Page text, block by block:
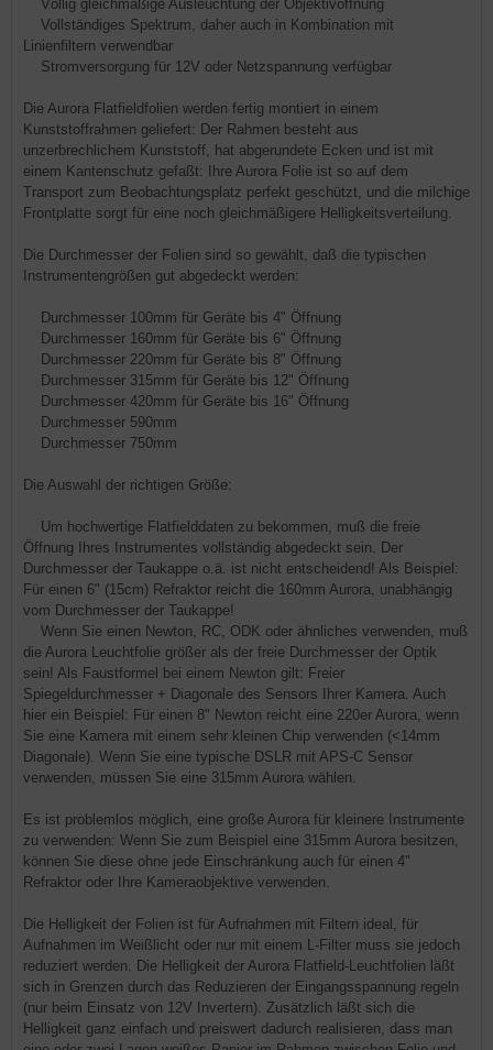
Völlig gleichmäßige Ausleuchtung der Objektivöffnung
Vollständiges Spektrum, daher auch in Kombination mit
Linienfiltern verwendbar
Stromversorgung für 12V oder Netzspannung verfügbar
Die Aurora Flatfieldfolien werden fertig montiert in einem
Kunststoffrahmen geliefert: Der Rahmen besteht aus
unzerbrechlichem Kunststoff, hat abgerundete Ecken und ist mit
einem Kantenschutz gefaßt: Ihre Aurora Folie ist so auf dem
Transport zum Beobachtungsplatz perfekt geschützt, und die milchige
Frontplatte sorgt für eine noch gleichmäßigere Helligkeitsverteilung.
Die Durchmesser der Folien sind so gewählt, daß die typischen
Instrumentengrößen gut abgedeckt werden:
Durchmesser 100mm für Geräte bis 4" Öffnung
Durchmesser 160mm für Geräte bis 6" Öffnung
Durchmesser 220mm für Geräte bis 8" Öffnung
Durchmesser 315mm für Geräte bis 12" Öffnung
Durchmesser 420mm für Geräte bis 16" Öffnung
Durchmesser 590mm
Durchmesser 750mm
Die Auswahl der richtigen Größe:
Um hochwertige Flatfielddaten zu bekommen, muß die freie
Öffnung Ihres Instrumentes vollständig abgedeckt sein. Der
Durchmesser der Taukappe o.ä. ist nicht entscheidend! Als Beispiel:
Für einen 6" (15cm) Refraktor reicht die 160mm Aurora, unabhängig
vom Durchmesser der Taukappe!
Wenn Sie einen Newton, RC, ODK oder ähnliches verwenden, muß
die Aurora Leuchtfolie größer als der freie Durchmesser der Optik
sein! Als Faustformel bei einem Newton gilt: Freier
Spiegeldurchmesser + Diagonale des Sensors Ihrer Kamera. Auch
hier ein Beispiel: Für einen 8" Newton reicht eine 220er Aurora, wenn
Sie eine Kamera mit einem sehr kleinen Chip verwenden (<14mm
Diagonale). Wenn Sie eine typische DSLR mit APS-C Sensor
verwenden, müssen Sie eine 315mm Aurora wählen.
Es ist problemlos möglich, eine große Aurora für kleinere Instrumente
zu verwenden: Wenn Sie zum Beispiel eine 315mm Aurora besitzen,
können Sie diese ohne jede Einschränkung auch für einen 4"
Refraktor oder Ihre Kameraobjektive verwenden.
Die Helligkeit der Folien ist für Aufnahmen mit Filtern ideal, für
Aufnahmen im Weißlicht oder nur mit einem L-Filter muss sie jedoch
reduziert werden. Die Helligkeit der Aurora Flatfield-Leuchtfolien läßt
sich in Grenzen durch das Reduzieren der Eingangsspannung regeln
(nur beim Einsatz von 12V Invertern). Zusätzlich läßt sich die
Helligkeit ganz einfach und preiswert dadurch realisieren, dass man